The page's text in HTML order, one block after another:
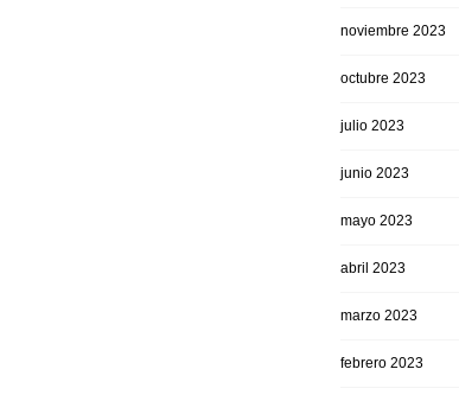
noviembre 2023
octubre 2023
julio 2023
junio 2023
mayo 2023
abril 2023
marzo 2023
febrero 2023